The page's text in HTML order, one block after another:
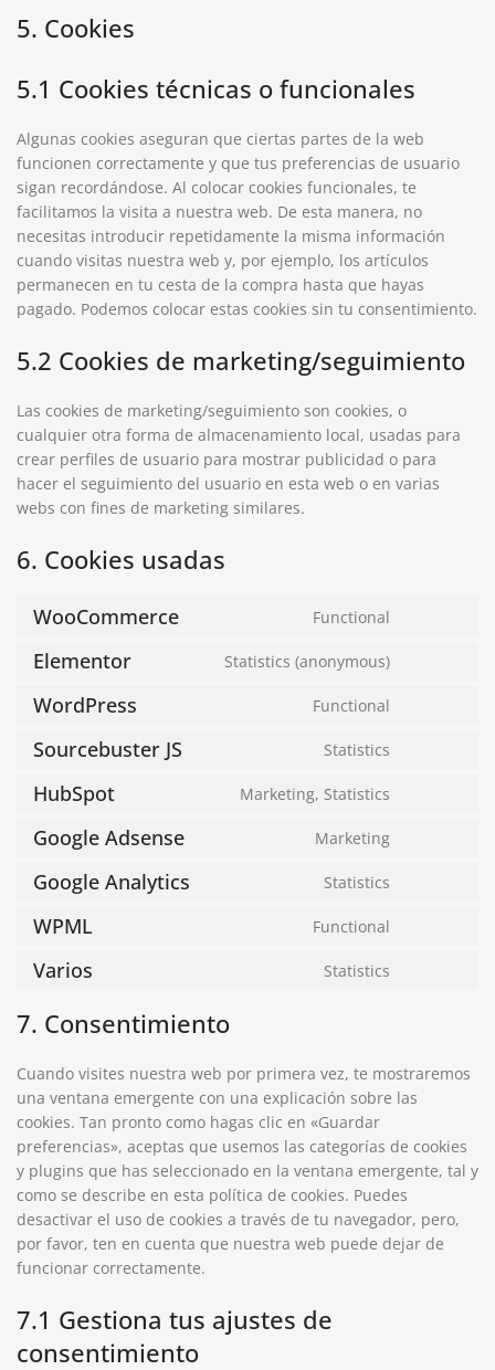
5. Cookies
5.1 Cookies técnicas o funcionales
Algunas cookies aseguran que ciertas partes de la web
funcionen correctamente y que tus preferencias de usuario
sigan recordándose. Al colocar cookies funcionales, te
facilitamos la visita a nuestra web. De esta manera, no
necesitas introducir repetidamente la misma información
cuando visitas nuestra web y, por ejemplo, los artículos
permanecen en tu cesta de la compra hasta que hayas
pagado. Podemos colocar estas cookies sin tu consentimiento.
5.2 Cookies de marketing/seguimiento
Las cookies de marketing/seguimiento son cookies, o
cualquier otra forma de almacenamiento local, usadas para
crear perfiles de usuario para mostrar publicidad o para
hacer el seguimiento del usuario en esta web o en varias
webs con fines de marketing similares.
6. Cookies usadas
WooCommerce Functional
Elementor Statistics (anonymous)
WordPress Functional
Sourcebuster JS Statistics
HubSpot Marketing, Statistics
Google Adsense Marketing
Google Analytics Statistics
WPML Functional
Varios Statistics
7. Consentimiento
Cuando visites nuestra web por primera vez, te mostraremos
una ventana emergente con una explicación sobre las
cookies. Tan pronto como hagas clic en «Guardar
preferencias», aceptas que usemos las categorías de cookies
y plugins que has seleccionado en la ventana emergente, tal y
como se describe en esta política de cookies. Puedes
desactivar el uso de cookies a través de tu navegador, pero,
por favor, ten en cuenta que nuestra web puede dejar de
funcionar correctamente.
7.1 Gestiona tus ajustes de
consentimiento